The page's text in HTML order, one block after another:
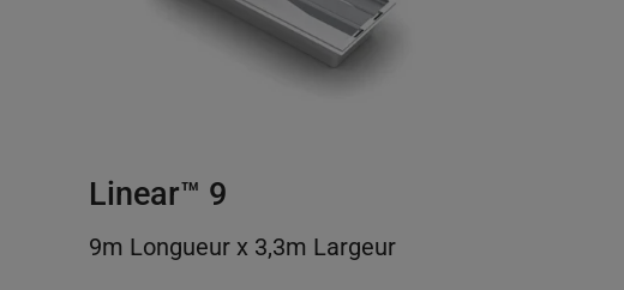
Linear™ 9
9m Longueur x 3,3m Largeur